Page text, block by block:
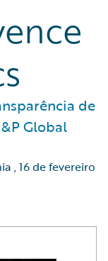
de
Global
,16 de fevereiro